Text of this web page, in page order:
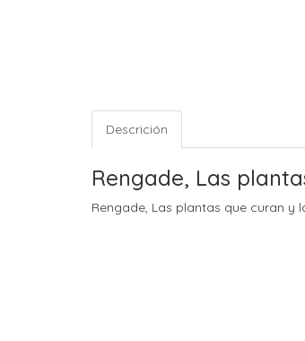
Descrición
Rengade, Las
Rengade, Las plantas que curan y